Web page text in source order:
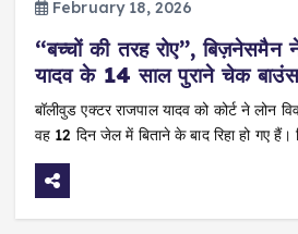
February 18, 2026
“बच्चों की तरह रोए”, बिज़नेसमैन
यादव के 14 साल पुराने चेक
बॉलीवुड एक्टर राजपाल यादव को कोर्ट ने लोन
वह 12 दिन जेल में बिताने के बाद रिहा हो गए हैं।